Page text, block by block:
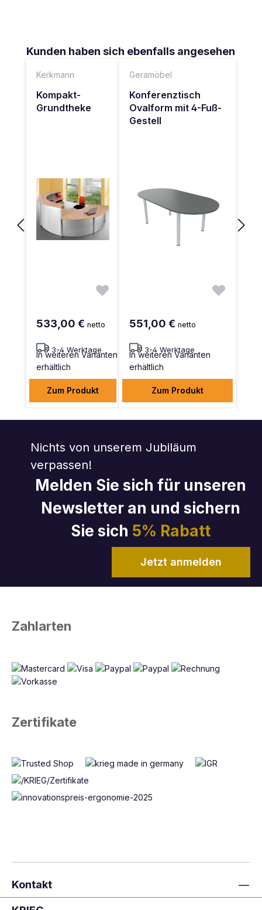
Produktgalerie überspringen
Kunden haben sich ebenfalls angesehen
Kerkmann
Kompakt-
Grundtheke
533,00 € netto
3-4 Werktage
In weiteren Varianten
erhältlich
Zum Produkt
Geramöbel
Konferenztisch
Ovalform mit 4-Fuß-
Gestell
551,00 €netto
3-4 Werktage
In weiteren Varianten
erhältlich
Zum Produkt
Nichts von unserem Jubiläum
verpassen!
Melden Sie sich für unseren
Newsletter an und sichern
Sie sich 5% Rabatt
Jetzt anmelden
Zahlarten
Zertifikate
Kontakt